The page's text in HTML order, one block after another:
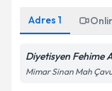
Adres 1
Diyetisyen Fehime
Mimar Sinan Mah